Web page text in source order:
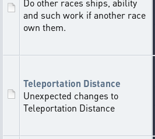
Do other races ships, ability
and such work if another race
own them.
Teleportation Distance
Unexpected changes to
Teleportation Distance